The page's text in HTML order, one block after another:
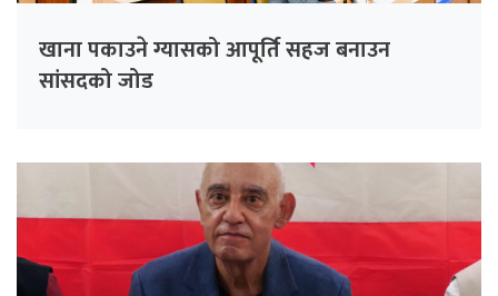
खाना पकाउने ग्यासको आपूर्ति सहज बनाउन
सांसदको जोड